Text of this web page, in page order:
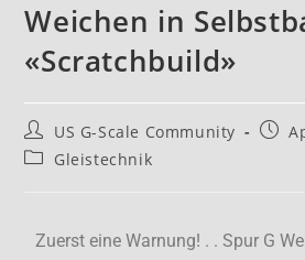
Weichen in
«Scratchbuild»
US G-Scale Community
Gleistechnik
Zuerst eine Warnung! . . Spur G